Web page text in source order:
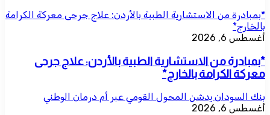
*بمبادرة من الاستشارية الطبية بالأردن: علاج جرحى معركة الكرامة
بالخارج*
أغسطس 6, 2026
*بمبادرة من الاستشارية الطبية بالأردن: علاج جرحى
معركة الكرامة بالخارج*
بنك السودان يدشن المحول القومي عبر أم درمان الوطني
أغسطس 6, 2026